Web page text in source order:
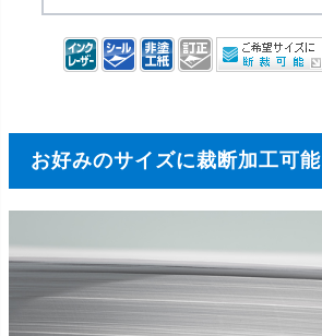
お好みのサイズに裁断加工可能